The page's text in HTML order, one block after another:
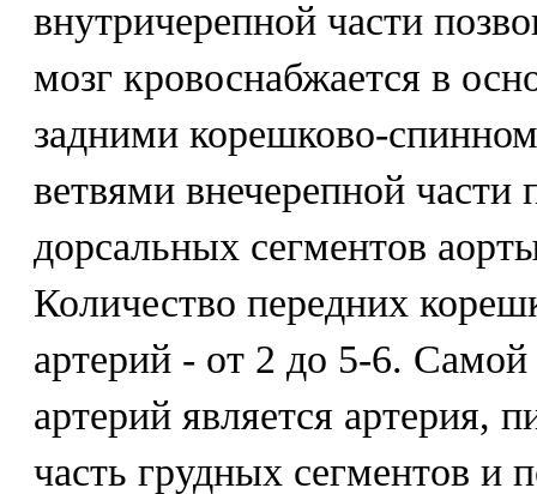
внутричерепной части
мозг кровоснабжается в
задними корешково-
ветвями внечерепной части
дорсальных сегментов
Количество передних
артерий - от 2 до 5-6.
артерий является артерия,
часть грудных сегментов и